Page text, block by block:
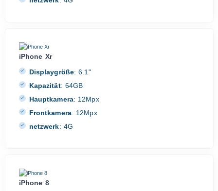
iPhone Xr
Displaygröße: 6.1"
Kapazität: 64GB
Hauptkamera: 12Mpx
Frontkamera: 12Mpx
netzwerk: 4G
iPhone 8